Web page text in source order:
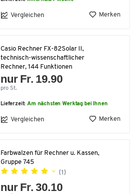
Vergleichen Merken
Casio Rechner FX-82Solar II,
technisch-wissenschaftlicher
Rechner, 144 Funktionen
nur Fr. 19.90
pro St.
Lieferzeit:Am nächsten Werktag bei Ihnen
Vergleichen Merken
Farbwalzen für Rechner u. Kassen,
Gruppe 745
(1)
nur Fr. 30.10